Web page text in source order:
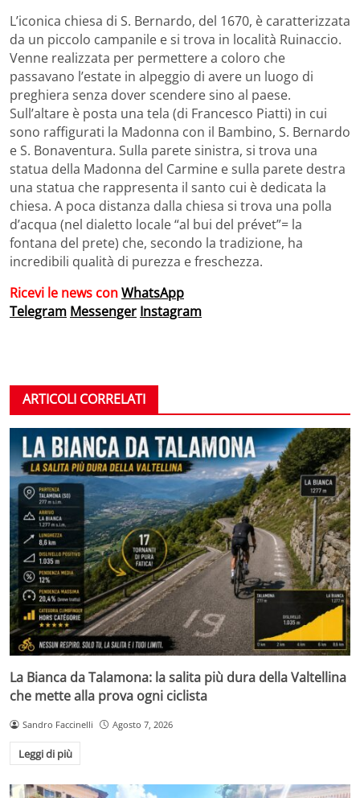
L’iconica chiesa di S. Bernardo, del 1670, è caratterizzata
da un piccolo campanile e si trova in località Ruinaccio.
Venne realizzata per permettere a coloro che
passavano l’estate in alpeggio di avere un luogo di
preghiera senza dover scendere sino al paese.
Sull’altare è posta una tela (di Francesco Piatti) in cui
sono raffigurati la Madonna con il Bambino, S. Bernardo
e S. Bonaventura. Sulla parete sinistra, si trova una
statua della Madonna del Carmine e sulla parete destra
una statua che rappresenta il santo cui è dedicata la
chiesa. A poca distanza dalla chiesa si trova una polla
d’acqua (nel dialetto locale “al bui del prévet”= la
fontana del prete) che, secondo la tradizione, ha
incredibili qualità di purezza e freschezza.
Ricevi le news conWhatsApp
Telegram Messenger Instagram
ARTICOLI CORRELATI
La Bianca da Talamona: la salita più dura della Valtellina
che mette alla prova ogni ciclista
Sandro Faccinelli Agosto 7, 2026
Leggi di più